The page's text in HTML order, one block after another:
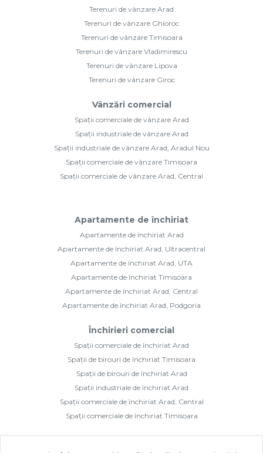
Terenuri de vânzare Arad
Terenuri de vânzare Ghioroc
Terenuri de vânzare Timisoara
Terenuri de vânzare Vladimirescu
Terenuri de vânzare Lipova
Terenuri de vânzare Giroc
Vânzări comercial
Spații comerciale de vânzare Arad
Spații industriale de vânzare Arad
Spații industriale de vânzare Arad, Aradul Nou
Spații comerciale de vânzare Timisoara
Spații comerciale de vânzare Arad, Central
Apartamente de închiriat
Apartamente de închiriat Arad
Apartamente de închiriat Arad, Ultracentral
Apartamente de închiriat Arad, UTA
Apartamente de închiriat Timisoara
Apartamente de închiriat Arad, Central
Apartamente de închiriat Arad, Podgoria
Închirieri comercial
Spații comerciale de închiriat Arad
Spații de birouri de închiriat Timisoara
Spații de birouri de închiriat Arad
Spații industriale de închiriat Arad
Spații comerciale de închiriat Arad, Central
Spații comerciale de închiriat Timisoara